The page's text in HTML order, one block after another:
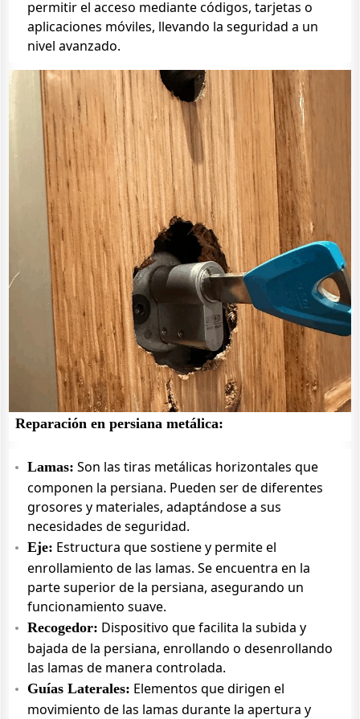
permitir el acceso mediante códigos, tarjetas o
aplicaciones móviles, llevando la seguridad a un
nivel avanzado.
Reparación en persiana metálica:
Lamas: Son las tiras metálicas horizontales que
componen la persiana. Pueden ser de diferentes
grosores y materiales, adaptándose a sus
necesidades de seguridad.
Eje: Estructura que sostiene y permite el
enrollamiento de las lamas. Se encuentra en la
parte superior de la persiana, asegurando un
funcionamiento suave.
Recogedor: Dispositivo que facilita la subida y
bajada de la persiana, enrollando o desenrollando
las lamas de manera controlada.
Guías Laterales: Elementos que dirigen el
movimiento de las lamas durante la apertura y